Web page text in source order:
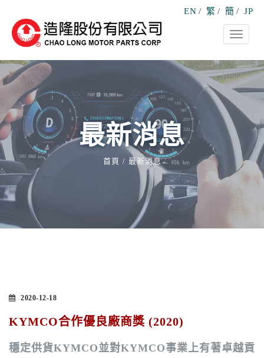
EN / 繁 / 簡 / JP
Toggle
最新消息
首頁 最新消息
2020-12-18
KYMCO合作優良廠商獎 (2020)
穩定供貨KYMCO並對KYMCO事業上有著卓越貢